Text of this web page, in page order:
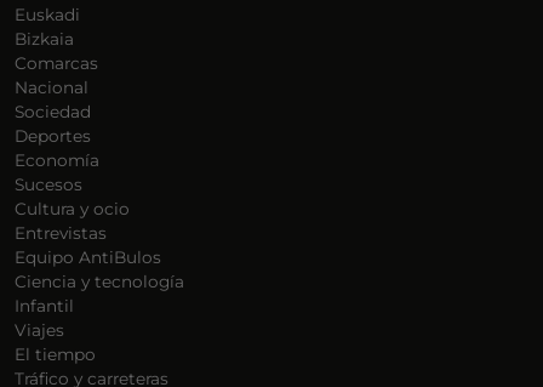
Euskadi
Bizkaia
Comarcas
Nacional
Sociedad
Deportes
Economía
Sucesos
Cultura y ocio
Entrevistas
Equipo AntiBulos
Ciencia y tecnología
Infantil
Viajes
El tiempo
Tráfico y carreteras